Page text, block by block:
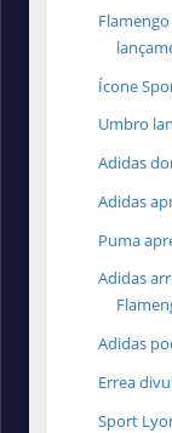
Ícone
Umbro
Adidas
Adidas
Puma
Adidas
Adidas
Errea
Sport